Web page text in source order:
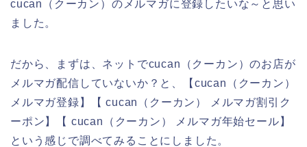
cucan（クーカン）のメルマガに登録したいな～と思い
ました。
だから、まずは、ネットでcucan（クーカン）のお店が
メルマガ配信していないか？と、【cucan（クーカン）
メルマガ登録】【 cucan（クーカン） メルマガ割引ク
ーポン】【 cucan（クーカン） メルマガ年始セール】
という感じで調べてみることにしました。